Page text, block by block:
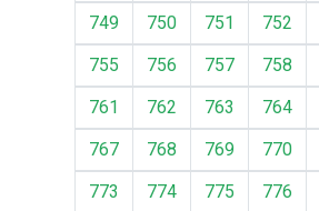
749
750 751 752
755
756 757 758
761
762 763 764
767
768 769 770
773
774 775 776